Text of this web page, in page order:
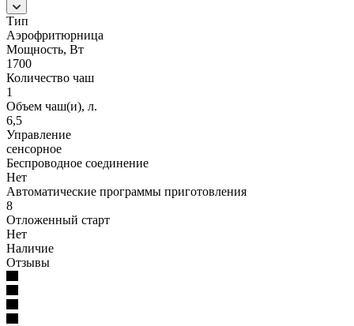
Тип
Аэрофритюрница
Мощность, Вт
1700
Количество чаш
1
Объем чаш(и), л.
6,5
Управление
сенсорное
Беспроводное соединение
Нет
Автоматические программы приготовления
8
Отложенный старт
Нет
Наличие
Отзывы